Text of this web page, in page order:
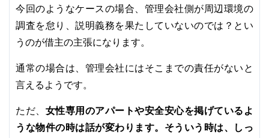
今回のようなケースの場合、管理会社側が周辺環境の
調査を怠り、説明義務を果たしていないのでは？とい
うのが借主の主張になります。
通常の場合は、管理会社にはそこまでの責任がないと
言えるようです。
ただ、 女性専用のアパートや安全安心を掲げているよ
うな物件の時は話が変わります。そういう時は、しっ